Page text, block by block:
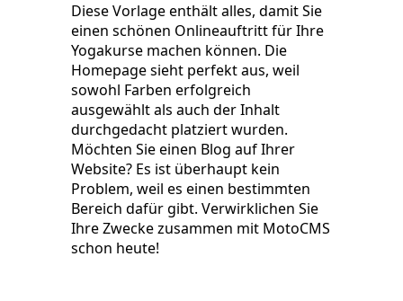
Diese Vorlage enthält alles, damit Sie
einen schönen Onlineauftritt für Ihre
Yogakurse machen können. Die
Homepage sieht perfekt aus, weil
sowohl Farben erfolgreich
ausgewählt als auch der Inhalt
durchgedacht platziert wurden.
Möchten Sie einen Blog auf Ihrer
Website? Es ist überhaupt kein
Problem, weil es einen bestimmten
Bereich dafür gibt. Verwirklichen Sie
Ihre Zwecke zusammen mit MotoCMS
schon heute!